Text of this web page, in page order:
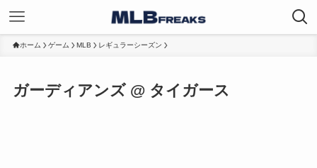
ホーム ゲーム MLB レギュラーシーズン
ガーディアンズ @ タイガース